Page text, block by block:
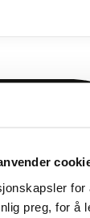
for
preg, for å
vårt
og